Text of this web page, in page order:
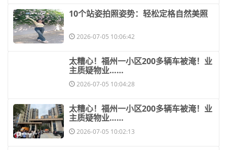
​10个站姿拍照姿势：轻松定格自然美照
2026-07-05 10:06:42
​太糟心！福州一小区200多辆车被淹！业
主质疑物业……
2026-07-05 10:04:28
​太糟心！福州一小区200多辆车被淹！业
主质疑物业……
2026-07-05 10:02:13